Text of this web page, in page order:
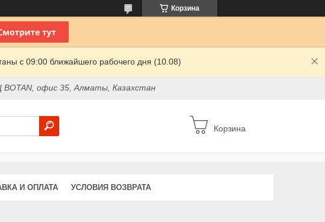
Корзина
с 09:00 ближайшего рабочего дня (10.08)
офис 35, Алматы, Казахстан
Корзина
И ОПЛАТА УСЛОВИЯ ВОЗВРАТА